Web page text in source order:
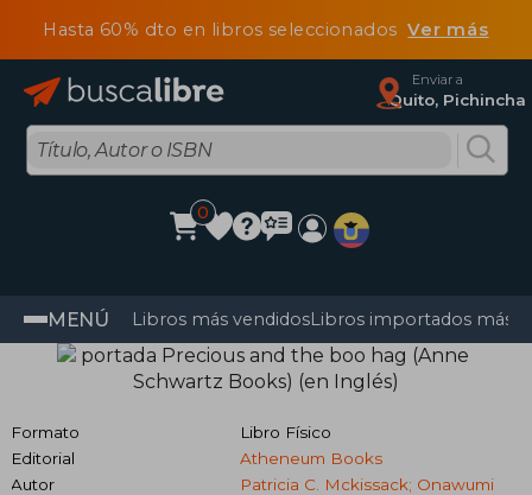
Hasta 60% dto en libros seleccionadosVer más
Enviar a
Quito, Pichincha
0
MENÚ Libros más vendidosLibros importados más
Formato
Libro Físico
Editorial
Atheneum Books
Autor
Patricia C. Mckissack; Onawumi